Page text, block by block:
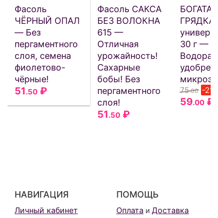
Фасоль
ЧЁРНЫЙ ОПАЛ
— Без
пергаментного
слоя, семена
фиолетово-
чёрные!
51.50 ₽
Фасоль САКСА
БЕЗ ВОЛОКНА
615 —
Отличная
урожайность!
Сахарные
бобы! Без
пергаментного
слоя!
51.50 ₽
БОГАТАЯ
ГРЯДКА
30 г —
75.00 -
59.00 ₽
НАВИГАЦИЯ
Личный кабинет
ПОМОЩЬ
Оплата и Доставка